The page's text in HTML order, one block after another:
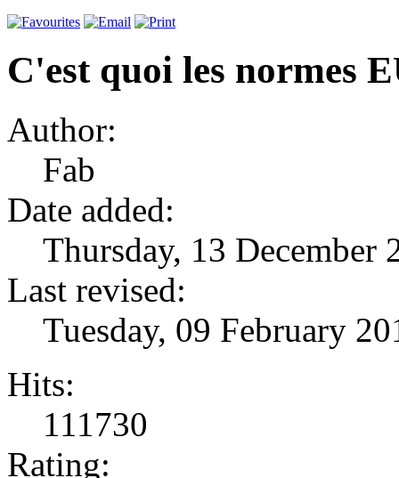
C'est quoi les normes
Author:
Fab
Date added:
Thursday, 13 December
Last revised:
Tuesday, 09 February
Hits:
111730
Rating: